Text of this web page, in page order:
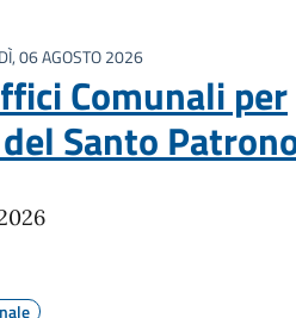
06 AGOSTO 2026
Comunali per
Santo